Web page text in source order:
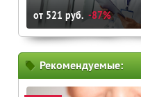
от 521 руб. -87%
Рекомендуемые: